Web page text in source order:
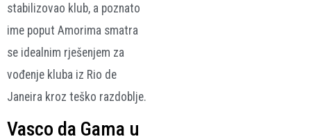
stabilizovao klub, a poznato
ime poput Amorima smatra
se idealnim rješenjem za
vođenje kluba iz Rio de
Janeira kroz teško razdoblje.
Vasco da Gama u